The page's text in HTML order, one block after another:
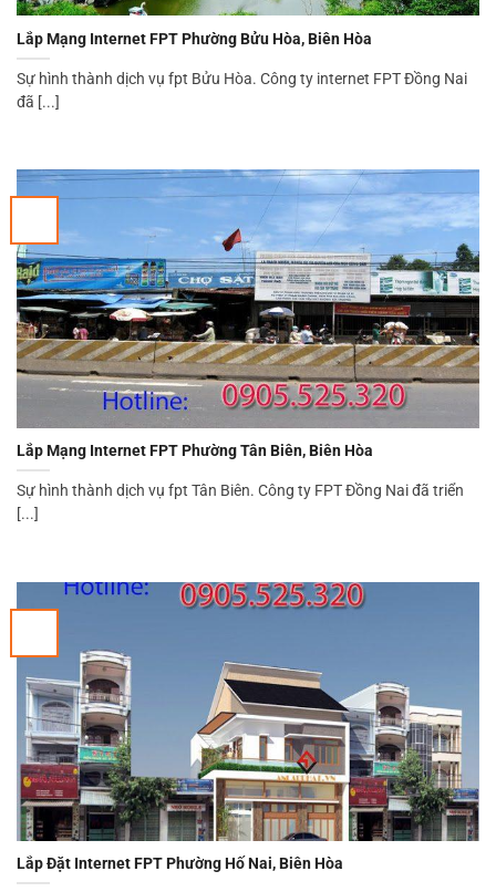
Lắp Mạng Internet FPT Phường Bửu Hòa, Biên Hòa
Sự hình thành dịch vụ fpt Bửu Hòa. Công ty internet FPT Đồng Nai
đã [...]
Lắp Mạng Internet FPT Phường Tân Biên, Biên Hòa
Sự hình thành dịch vụ fpt Tân Biên. Công ty FPT Đồng Nai đã triển
[...]
Lắp Đặt Internet FPT Phường Hố Nai, Biên Hòa